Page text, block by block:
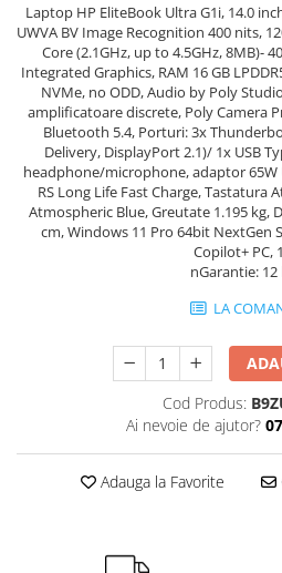
PC All-in-One
Calculatoare All-in-One NOI
All-in-One REFURBISHED
Calculatoare All-in-One RENEW
Componente All-in-One
Laptop HP EliteBook Ultra G1i, 14.0
UWVA BV Image Recognition 400 nits,
Core (2.1GHz, up to 4.5GHz, 8MB)-
Integrated Graphics, RAM 16 GB
NVMe, no ODD, Audio by Poly
amplificatoare discrete, Poly Camera
Bluetooth 5.4, Porturi: 3x
Delivery, DisplayPort 2.1)/ 1x USB
headphone/microphone, adaptor 65W
RS Long Life Fast Charge, Tastatura
Atmospheric Blue, Greutate 1.195 kg,
cm, Windows 11 Pro 64bit NextGen
Copilot+ PC,
nGarantie:
LA
Cod Produs:
Ai nevoie de ajutor?
Adauga la Favorite